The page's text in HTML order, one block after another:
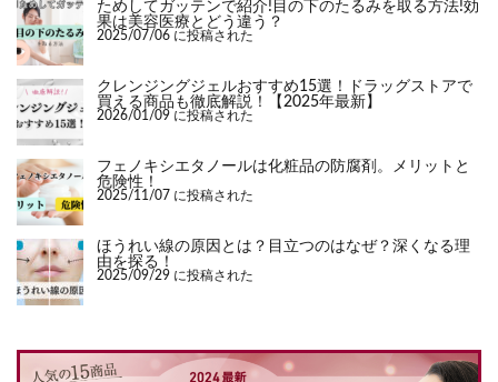
ためしてガッテンで紹介!目の下のたるみを取る方法!効
果は美容医療とどう違う？
2025/07/06 に投稿された
クレンジングジェルおすすめ15選！ドラッグストアで
買える商品も徹底解説！【2025年最新】
2026/01/09 に投稿された
フェノキシエタノールは化粧品の防腐剤。メリットと
危険性！
2025/11/07 に投稿された
ほうれい線の原因とは？目立つのはなぜ？深くなる理
由を探る！
2025/09/29 に投稿された